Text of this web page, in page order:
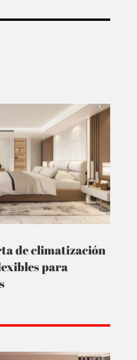
de climatización
para